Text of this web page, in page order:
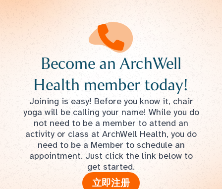
Become an ArchWell
Health member today!
Joining is easy! Before you know it, chair
yoga will be calling your name! While you do
not need to be a member to attend an
activity or class at ArchWell Health, you do
need to be a Member to schedule an
appointment. Just click the link below to
get started.
立即注册